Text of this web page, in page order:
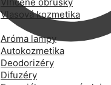
Vlasová kozmetika
Aróma lampy
Autokozmetika
Deodorizéry
Difuzéry